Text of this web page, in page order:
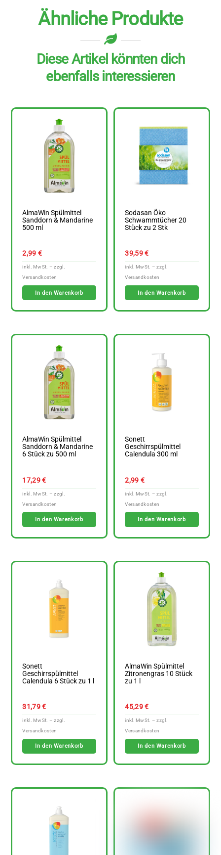
Ähnliche Produkte
Diese Artikel könnten dich
ebenfalls interessieren
AlmaWin Spülmittel
Sanddorn & Mandarine
500 ml
2,99 €
In den Warenkorb
Sodasan Öko
Schwammtücher 20
Stück zu 2 Stk
39,59€
In den Warenkorb
AlmaWin Spülmittel
Sanddorn & Mandarine
6 Stück zu 500 ml
17,29€
In den Warenkorb
Sonett
Geschirrspülmittel
Calendula 300 ml
2,99 €
In den Warenkorb
Sonett
Geschirrspülmittel
Calendula 6 Stück zu 1 l
31,79€
In den Warenkorb
AlmaWin Spülmittel
Zitronengras 10 Stück
zu 1 l
45,29€
In den Warenkorb